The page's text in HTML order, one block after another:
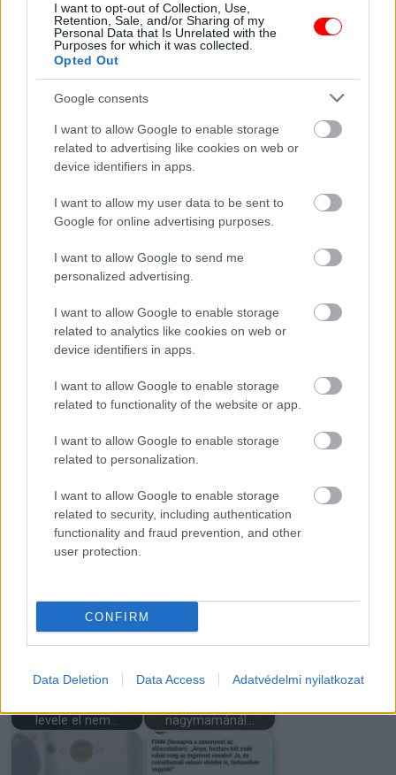
I want to opt-out of Collection, Use,
Retention, Sale, and/or Sharing of my
Personal Data that Is Unrelated with the
Purposes for which it was collected.
Opted Out
Google consents
I want to allow Google to enable storage
related to advertising like cookies on web or
device identifiers in apps.
I want to allow my user data to be sent to
Google for online advertising purposes.
I want to allow Google to send me
personalized advertising.
I want to allow Google to enable storage
related to analytics like cookies on web or
device identifiers in apps.
I want to allow Google to enable storage
related to functionality of the website or app.
I want to allow Google to enable storage
related to personalization.
I want to allow Google to enable storage
related to security, including authentication
functionality and fraud prevention, and other
user protection.
CONFIRM
Data Deletion Data Access Adatvédelmi nyilatkozat
Az új doktornő
hatására felbolydult a
fogászati rendelő
Hat évvel azután,
hogy elvesztettem az
A feleségem ikreknek
adott életet, mégis
Fenyő Miklós után Ő is
elment.. -
Ez a nő rájött, hogyan
lehet kicselezni az…
szegény volt, hogy
egy sátorban…
gyerekkel: azt
mondta...
gyereket, de a férjem
könyörgött érte
Miért kell hirtelen
Évekig haragudtam
levele el nem…
A 15 éves lányom
nagymamánál…